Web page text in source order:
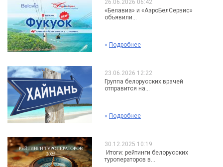
26.06.2026 06:42
«Белавиа» и «АэроБелСервис»
объявили...
» Подробнее
23.06.2026 12:22
Группа белорусских врачей
отправится на...
» Подробнее
30.12.2025 10:19
Итоги: рейтинги белорусских
туроператоров в...